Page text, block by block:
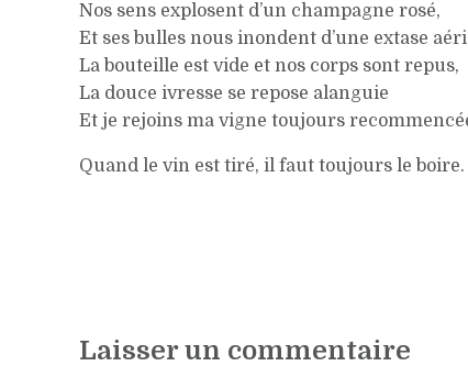
Nos sens explosent d’un champagne rosé,
Et ses bulles nous inondent d’une extase
La bouteille est vide et nos corps sont repus,
La douce ivresse se repose alanguie
Et je rejoins ma vigne toujours
Quand le vin est tiré, il faut toujours le boire.
Laisser un commentaire